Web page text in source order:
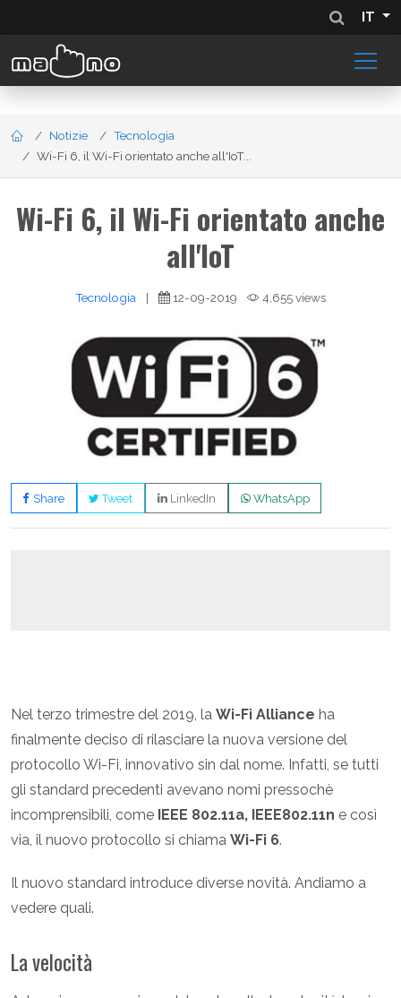
IT
Notizie
Tecnologia
Wi-Fi 6, il Wi-Fi orientato anche all'IoT...
Wi-Fi 6, il Wi-Fi orientato anche
all'IoT
Tecnologia | 12-09-2019 4,655 views
Share Tweet LinkedIn WhatsApp
Nel terzo trimestre del 2019, la Wi-Fi Alliance ha
finalmente deciso di rilasciare la nuova versione del
protocollo Wi-Fi, innovativo sin dal nome. Infatti, se tutti
gli standard precedenti avevano nomi pressochè
incomprensibili, come IEEE 802.11a, IEEE802.11n e così
via, il nuovo protocollo si chiama Wi-Fi 6.
Il nuovo standard introduce diverse novità. Andiamo a
vedere quali.
La velocità